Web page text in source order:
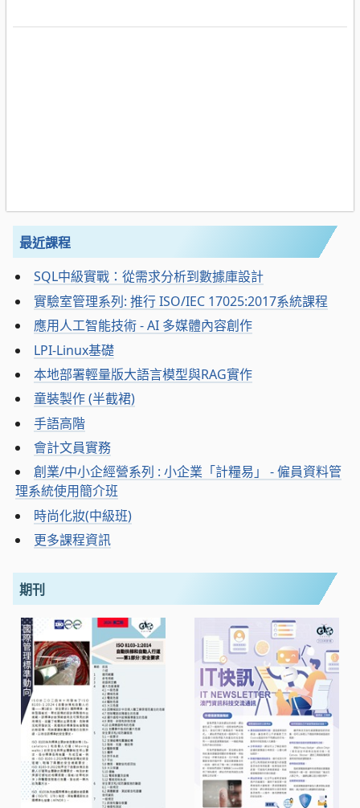
最近課程
SQL中級實戰：從需求分析到數據庫設計
實驗室管理系列: 推行 ISO/IEC 17025:2017系統課程
應用人工智能技術 - AI 多媒體內容創作
LPI-Linux基礎
本地部署輕量版大語言模型與RAG實作
童裝製作 (半截裙)
手語高階
會計文員實務
創業/中小企經營系列 : 小企業「計糧易」 - 僱員資料管
理系統使用簡介班
時尚化妝(中級班)
更多課程資訊
期刊